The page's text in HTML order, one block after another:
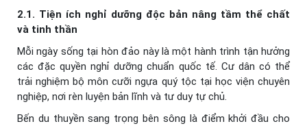
2.1. Tiện ích nghỉ dưỡng độc bản nâng tầm thể chất
và tinh thần
Mỗi ngày sống tại hòn đảo này là một hành trình tận hưởng
các đặc quyền nghỉ dưỡng chuẩn quốc tế. Cư dân có thể
trải nghiệm bộ môn cưỡi ngựa quý tộc tại học viện chuyên
nghiệp, nơi rèn luyện bản lĩnh và tư duy tự chủ.
Bến du thuyền sang trọng bên sông là điểm khởi đầu cho